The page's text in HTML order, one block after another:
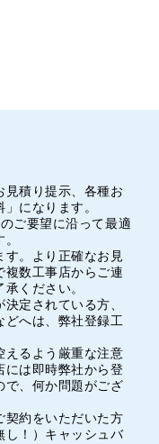
積り提示、各種お
になります。
ご要望に沿って最適
。より正確なお見
複数工事店からご連
ください。
定されている方、
どへは、弊社登録工
るよう厳重な注意
には即時弊社から登
で、何か問題がござ
約をいただいた方
し！）キャッシュバ